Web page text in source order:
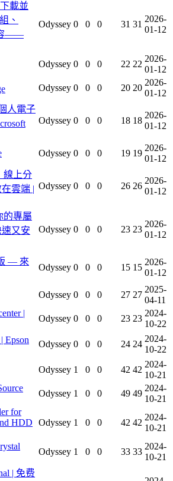
下載並
、
——
Odyssey 0 0 0 31 31
2026-
01-12
Odyssey 0 0 0 22 22
2026-
01-12
Odyssey 0 0 0 20 20
2026-
01-12
人電子
Odyssey 0 0 0 18 18
2026-
01-12
Odyssey 0 0 0 19 19
2026-
01-12
線上分
雲端 | Odyssey 0 0 0 26 26
2026-
01-12
的專屬
又安
Odyssey 0 0 0 23 23
2026-
01-12
— 來
Odyssey 0 0 0 15 15
2026-
01-12
Odyssey 0 0 0 27 27
2025-
04-11
|
Odyssey 0 0 0 23 23
2024-
10-22
Epson
Odyssey 0 0 0 24 24
2024-
10-22
Odyssey 1 0 0 42 42
2024-
10-21
Odyssey 1 0 0 49 49
2024-
10-21
for
HDD
Odyssey 1 0 0 42 42
2024-
10-21
Odyssey 1 0 0 33 33
2024-
10-21
| 免费